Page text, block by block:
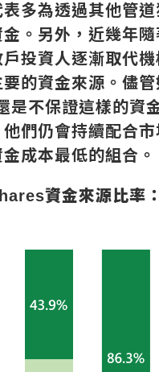
多為透過其他管道
。另外，近幾年
投資人逐漸取代
的資金來源。儘管
不保證這樣的資
們仍會持續配合
成本最低的組合。
資金來源比率：